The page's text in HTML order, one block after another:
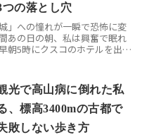
つの落とし穴
城」への憧れが一瞬で恐怖に変
あの日の朝、私は興奮で眠れ
朝5時にクスコのホテルを出発
の城」を目前にした瞬間、頭
に襲...
光で高山病に倒れた私
、標高3400mの古都で
敗しない歩き方